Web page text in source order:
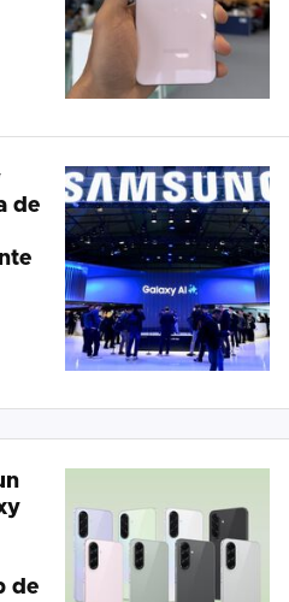
de
de